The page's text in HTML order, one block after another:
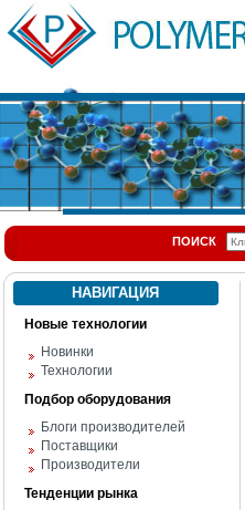
ПОИСК
НАВИГАЦИЯ
Новые технологии
Новинки
Технологии
Подбор оборудования
Блоги производителей
Поставщики
Производители
Тенденции рынка